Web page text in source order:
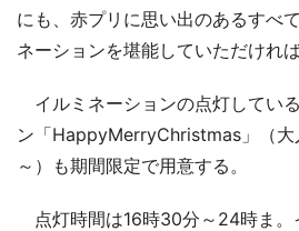
にも、赤プリに思い出のあるすべ
ネーションを堪能していただければ
イルミネーションの点灯してい
ン「HappyMerryChristmas」（大
～）も期間限定で用意する。
点灯時間は16時30分～24時ま。